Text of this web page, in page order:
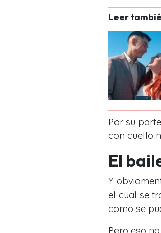
Leer
Por su
con cuello
El
Y
el cual se
como se